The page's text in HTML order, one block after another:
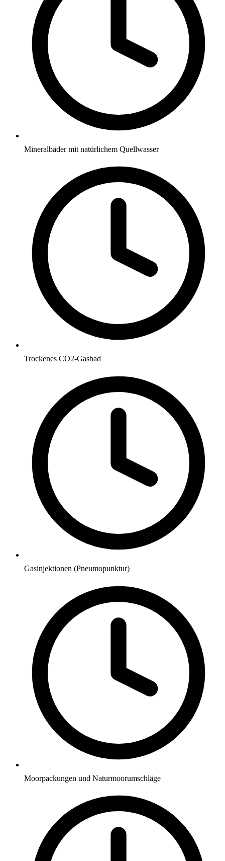
Mineralbäder mit natürlichem Quellwasser
Trockenes CO2-Gasbad
Gasinjektionen (Pneumopunktur)
Moorpackungen und Naturmoorumschläge